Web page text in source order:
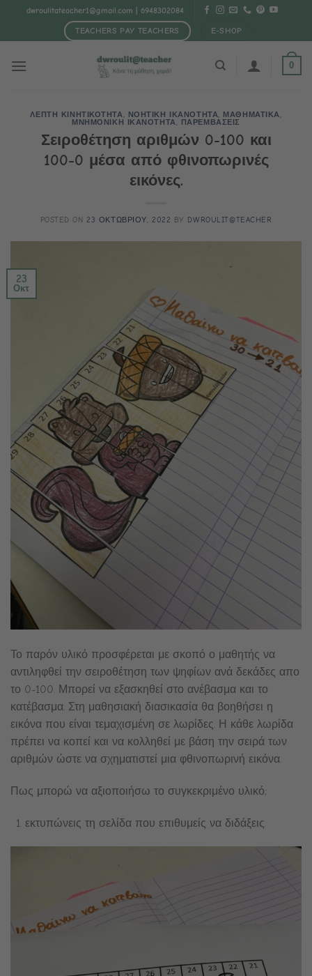
Μετάβαση
περιεχόμενο
dwroulitateacher1@gmail.com | 6948302084
TEACHERS PAY TEACHERS E-SHOP
0
ΛΕΠΤΗ ΚΙΝΗΤΙΚΟΤΗΤΑ, ΝΟΗΤΙΚΗ ΙΚΑΝΟΤΗΤΑ, ΜΑΘΗΜΑΤΙΚΑ,
ΜΝΗΜΟΝΙΚΗ ΙΚΑΝΟΤΗΤΑ, ΠΑΡΕΜΒΑΣΕΙΣ
Σειροθέτηση αριθμών 0-100 και
100-0 μέσα από φθινοπωρινές
εικόνες.
POSTED ON 23 ΟΚΤΩΒΡΙΟΥ, 2022 BY DWROULIT@TEACHER
23
Οκτ
Το παρόν υλικό προσφέρεται με σκοπό ο μαθητής να
αντιληφθεί την σειροθέτηση των ψηφίων ανά δεκάδες απο
το 0-100. Μπορεί να εξασκηθεί στο ανέβασμα και το
κατέβασμα. Στη μαθησιακή διασικασία θα βοηθήσει η
εικόνα που είναι τεμαχισμένη σε λωρίδες. Η κάθε λωρίδα
πρέπει να κοπεί και να κολληθεί με βάση την σειρά των
αριθμών ώστε να σχηματιστεί μια φθινοπωρινή εικόνα.
Πως μπορώ να αξιοποιήσω το συγκεκριμένο υλικό;
εκτυπώνεις τη σελίδα που επιθυμείς να διδάξεις.